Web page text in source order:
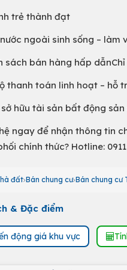
trẻ thành đạt
ngoài sinh sống – làm
sách bán hàng hấp
thanh toán linh hoạt – hỗ
sở hữu tài sản bất động
ngay để nhận thông tin
chính thức? Hotline:
đất Bán chung cư Bán chung cư
& Đặc điểm
động giá khu vực